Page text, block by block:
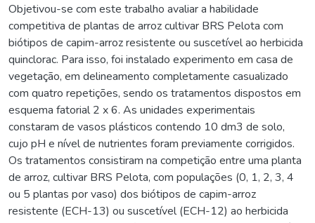
Objetivou-se com este trabalho avaliar a habilidade
competitiva de plantas de arroz cultivar BRS Pelota com
biótipos de capim-arroz resistente ou suscetível ao herbicida
quinclorac. Para isso, foi instalado experimento em casa de
vegetação, em delineamento completamente casualizado
com quatro repetições, sendo os tratamentos dispostos em
esquema fatorial 2 x 6. As unidades experimentais
constaram de vasos plásticos contendo 10 dm3 de solo,
cujo pH e nível de nutrientes foram previamente corrigidos.
Os tratamentos consistiram na competição entre uma planta
de arroz, cultivar BRS Pelota, com populações (0, 1, 2, 3, 4
ou 5 plantas por vaso) dos biótipos de capim-arroz
resistente (ECH-13) ou suscetível (ECH-12) ao herbicida